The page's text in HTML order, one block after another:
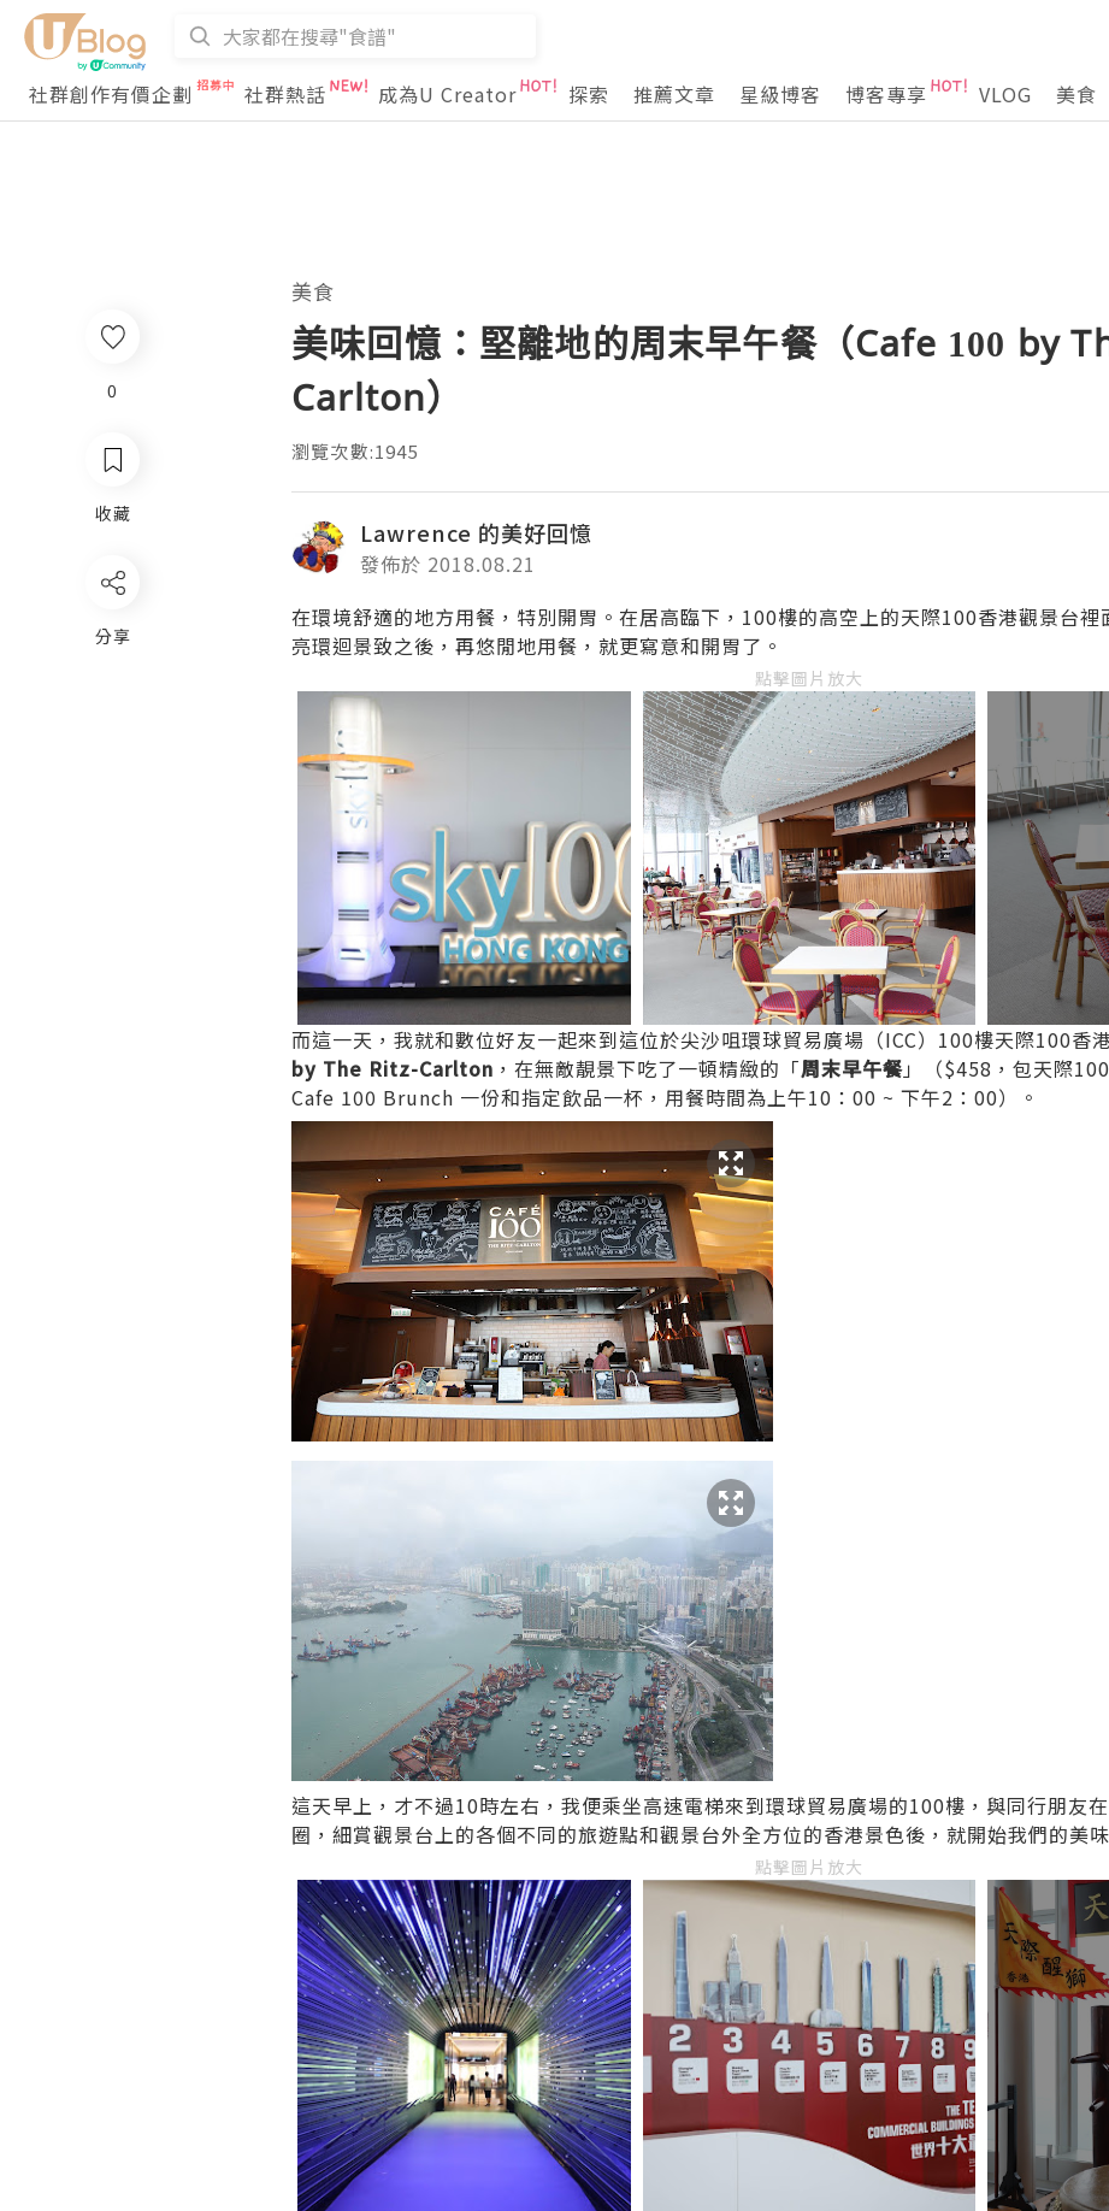
社群創作有價企劃
社群熱話 成為U Creator 探索 推薦文章 星級博客 博客專享 VLOG 美食
0
收藏
分享
美食
美味回憶：堅離地的周末早午餐（Cafe 100 by
Carlton）
瀏覽次數:1945
Lawrence 的美好回憶
發佈於 2018.08.21
在環境舒適的地方用餐，特別開胃。在居高臨下，100樓的高空上的天際100香港觀景台
亮環迴景致之後，再悠閒地用餐，就更寫意和開胃了。
點擊圖片放大
而這一天，我就和數位好友一起來到這位於尖沙咀環球貿易廣場（ICC）100樓天際100香
by The Ritz-Carlton ，在無敵靚景下吃了一頓精緻的「周末早午餐」（$458，包天際
Cafe 100 Brunch 一份和指定飲品一杯，用餐時間為上午10：00 ~ 下午2：00）。
這天早上，才不過10時左右，我便乘坐高速電梯來到環球貿易廣場的100樓，與同行朋友
圈，細賞觀景台上的各個不同的旅遊點和觀景台外全方位的香港景色後，就開始我們的美
點擊圖片放大